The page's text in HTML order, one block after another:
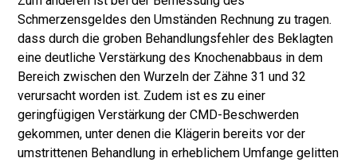
Schmerzensgel­des den Umständen Rechnung zu tragen.
dass durch die groben Behandlungs­fehler des Beklagten
eine deutliche Verstärkung des Knochenabbaus in dem
Bereich zwischen den Wurzeln der Zähne 31 und 32
verursacht worden ist. Zu­dem ist es zu einer
geringfügigen Verstärkung der CMD-Beschwerden
gekom­men, unter denen die Klägerin bereits vor der
umstrittenen Behandlung in er­heblichem Umfange gelitten